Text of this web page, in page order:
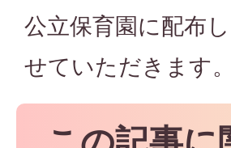
公立保育園に配布
せていただきます。